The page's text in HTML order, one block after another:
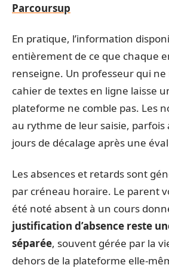
Parcoursup
En pratique, l’information
entièrement de ce que chaque
renseigne. Un professeur qui ne
cahier de textes en ligne laisse
plateforme ne comble pas. Les
au rythme de leur saisie, parfois
jours de décalage après une
Les absences et retards sont
par créneau horaire. Le parent
été noté absent à un cours
justification d’absence reste
séparée, souvent gérée par la
dehors de la plateforme elle-